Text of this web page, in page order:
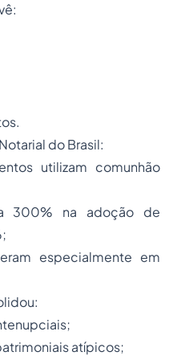
do Brasil:
utilizam comunhão
300% na adoção de
especialmente em
atípicos;